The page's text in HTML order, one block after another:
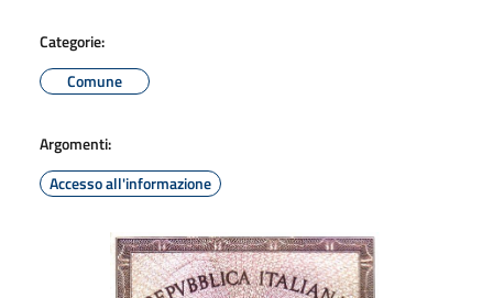
Categorie:
Comune
Argomenti:
Accesso all'informazione